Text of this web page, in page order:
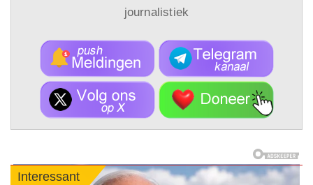
journalistiek
Interessant